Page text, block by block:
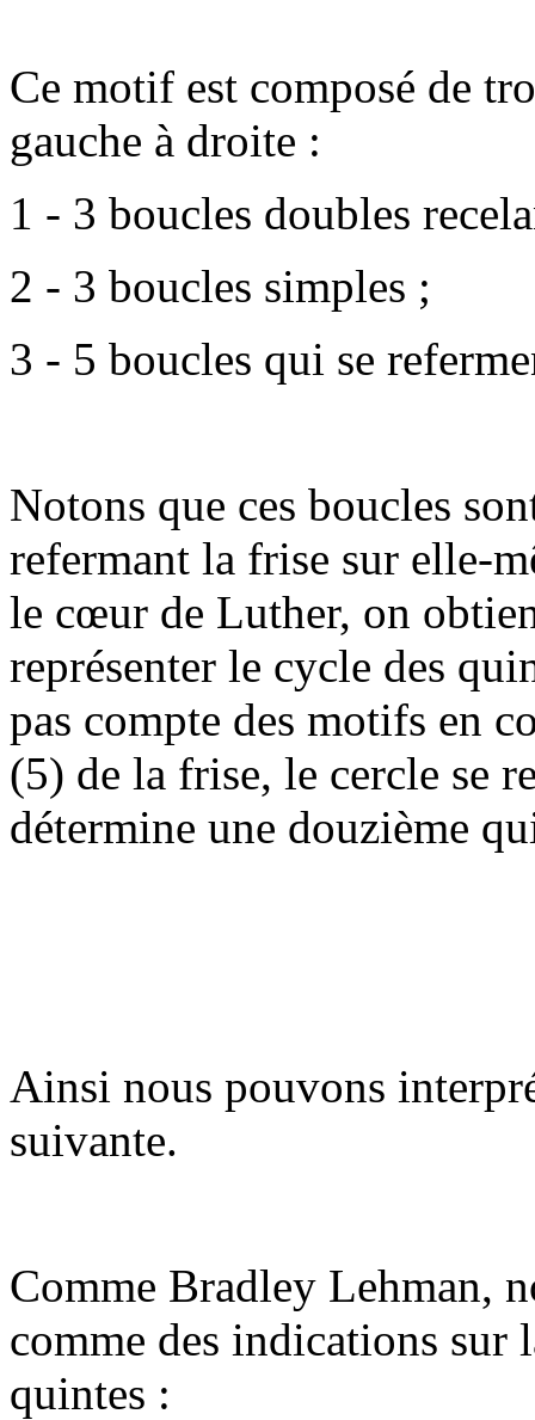
Ce motif est composé de
gauche à droite :
1 - 3 boucles doubles
2 - 3 boucles simples ;
3 - 5 boucles qui se
Notons que ces boucles
refermant la frise sur elle-
le cœur de Luther, on
représenter le cycle des
pas compte des motifs en
(5) de la frise, le cercle se
détermine une douzième
Ainsi nous pouvons
suivante.
Comme Bradley Lehman,
comme des indications sur
quintes :